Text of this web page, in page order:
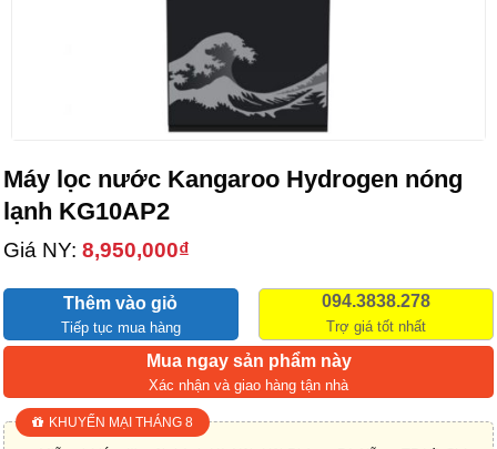
Máy lọc nước Kangaroo Hydrogen nóng
lạnh KG10AP2
Giá NY: 8,950,000₫
Thêm vào giỏ
Tiếp tục mua hàng
094.3838.278
Trợ giá tốt nhất
Mua ngay sản phẩm này
Xác nhận và giao hàng tận nhà
KHUYẾN MẠI THÁNG 8